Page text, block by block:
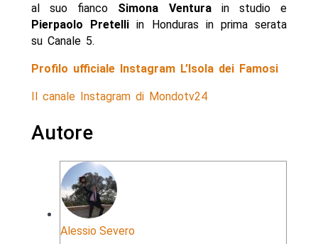
al suo fianco Simona Venturain studio e
Pierpaolo Pretelliin Honduras in prima serata
su Canale 5.
Profilo ufficiale Instagram L’Isola dei Famosi
Il canale Instagram di Mondotv24
Autore
Alessio Severo